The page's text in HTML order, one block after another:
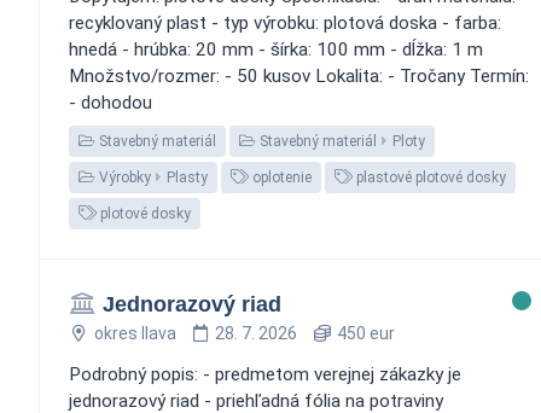
recyklovaný plast - typ výrobku: plotová doska - farba:
hnedá - hrúbka: 20 mm - šírka: 100 mm - dĺžka: 1 m
Množstvo/rozmer: - 50 kusov Lokalita: - Tročany Termín:
- dohodou
Stavebný materiál Stavebný materiál Ploty
Výrobky Plasty oplotenie plastové plotové dosky
plotové dosky
Jednorazový riad
okres Ilava 28. 7. 2026 450 eur
Podrobný popis: - predmetom verejnej zákazky je
jednorazový riad - priehľadná fólia na potraviny